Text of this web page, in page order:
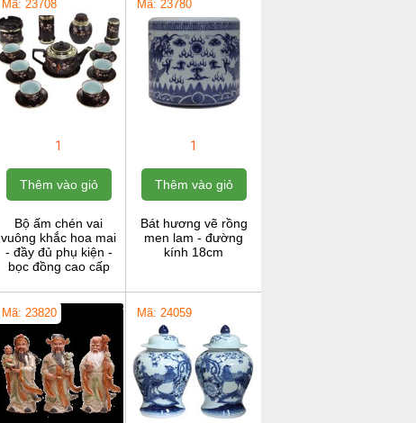
Mã: 23708
1
Thêm vào giỏ
Bộ ấm chén vai
vuông khắc hoa mai
- đầy đủ phụ kiện -
bọc đồng cao cấp
Mã: 23780
1
Thêm vào giỏ
Bát hương vẽ rồng
men lam - đường
kính 18cm
Mã: 23820 Mã: 24059